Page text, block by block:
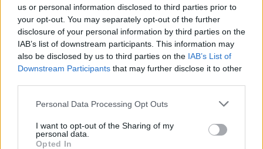
us or personal information disclosed to third parties prior to
your opt-out. You may separately opt-out of the further
disclosure of your personal information by third parties on the
IAB’s list of downstream participants. This information may
also be disclosed by us to third parties on the IAB’s List of
Downstream Participants that may further disclose it to other
Personal Data Processing Opt Outs
I want to opt-out of the Sharing of my
personal data.
Opted In